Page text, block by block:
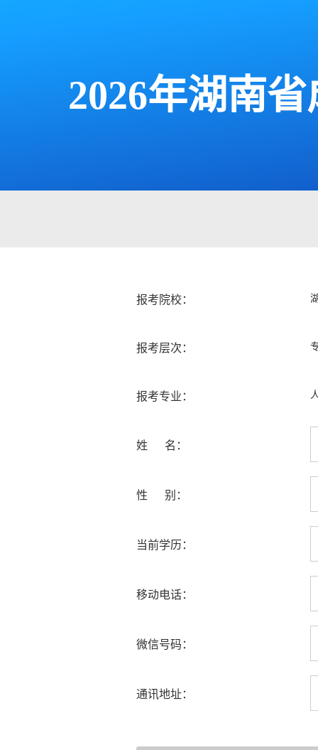
2026年湖南
报考院校：
报考层次：
报考专业：
姓 名：
性 别：
当前学历：
移动电话：
微信号码：
通讯地址：